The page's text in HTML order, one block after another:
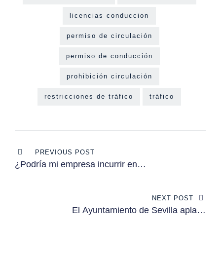
licencias conduccion
permiso de circulación
permiso de conducción
prohibición circulación
restricciones de tráfico tráfico
de
PREVIOUS POST
¿Podría mi empresa incurrir en
¿Qué debo hacer como Compliance
Officer ante esta situación?
NEXT POST
El Ayuntamiento de Sevilla aplaza